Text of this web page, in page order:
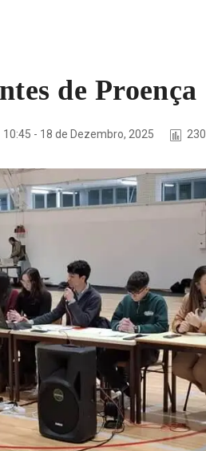
de Proença
10:45 - 18 de Dezembro, 2025 230